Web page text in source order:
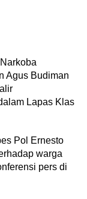
Agus Budiman
Lapas Klas
Pol Ernesto
warga
pers di